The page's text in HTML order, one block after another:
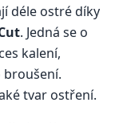
déle ostré díky
. Jedná se o
kalení,
broušení.
tvar ostření.